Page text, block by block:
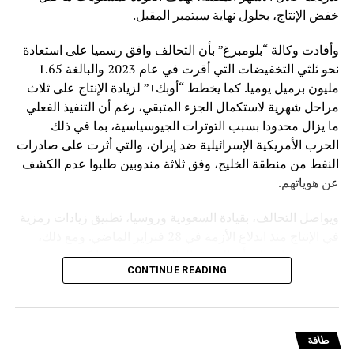
خفض الإنتاج، بحلول نهاية سبتمبر المقبل.
وأفادت وكالة “بلومبرغ” بأن التحالف وافق رسميا على استعادة
نحو ثلثي التخفيضات التي أقرت في عام 2023 والبالغة 1.65
مليون برميل يوميا. كما يخطط “أوبك+” لزيادة الإنتاج على ثلاث
مراحل شهرية لاستكمال الجزء المتبقي، رغم أن التنفيذ الفعلي
ما يزال محدودا بسبب التوترات الجيوسياسية، بما في ذلك
الحرب الأمريكية الإسرائيلية ضد إيران، والتي أثرت على صادرات
النفط من منطقة الخليج، وفق ثلاثة مندوبين طلبوا عدم الكشف
عن هوياتهم.
ويواصل التحالف، بقيادة السعودية وروسيا، تطبيق زيادات رمزية
تشير تقديرات إلى أن السوق العالمية تعاني نقصا كبيرا في
الإمدادات، مع فجوة تراكمية تتجاوز مليار برميل، ما أدى إلى
مخاطر الركود العالمي.
وكانت ثماني دول رئيسية في “أوبك+” تعمل على إعادة ضخ
CONTINUE READING
طاقة